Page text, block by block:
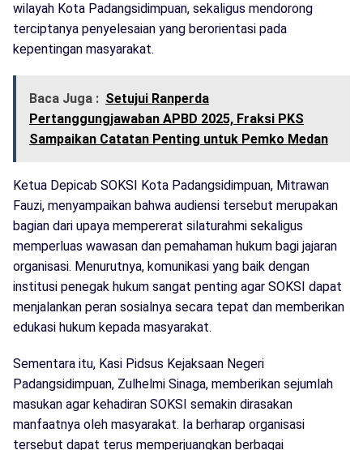
wilayah Kota Padangsidimpuan, sekaligus mendorong
terciptanya penyelesaian yang berorientasi pada
kepentingan masyarakat.
Baca Juga : Setujui Ranperda
Pertanggungjawaban APBD 2025, Fraksi PKS
Sampaikan Catatan Penting untuk Pemko Medan
Ketua Depicab SOKSI Kota Padangsidimpuan, Mitrawan
Fauzi, menyampaikan bahwa audiensi tersebut merupakan
bagian dari upaya mempererat silaturahmi sekaligus
memperluas wawasan dan pemahaman hukum bagi jajaran
organisasi. Menurutnya, komunikasi yang baik dengan
institusi penegak hukum sangat penting agar SOKSI dapat
menjalankan peran sosialnya secara tepat dan memberikan
edukasi hukum kepada masyarakat.
Sementara itu, Kasi Pidsus Kejaksaan Negeri
Padangsidimpuan, Zulhelmi Sinaga, memberikan sejumlah
masukan agar kehadiran SOKSI semakin dirasakan
manfaatnya oleh masyarakat. Ia berharap organisasi
tersebut dapat terus memperjuangkan berbagai